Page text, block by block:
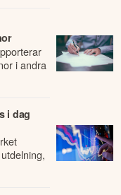
i andra
i dag